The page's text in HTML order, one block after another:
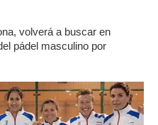
volverá a buscar en
pádel masculino por